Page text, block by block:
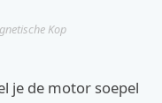
Kop
je de motor soepel